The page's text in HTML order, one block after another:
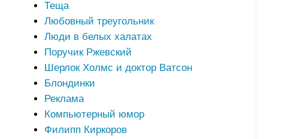
Теща
Любовный треугольник
Люди в белых халатах
Поручик Ржевский
Шерлок Холмс и доктор Ватсон
Блондинки
Реклама
Компьютерный юмор
Филипп Киркоров